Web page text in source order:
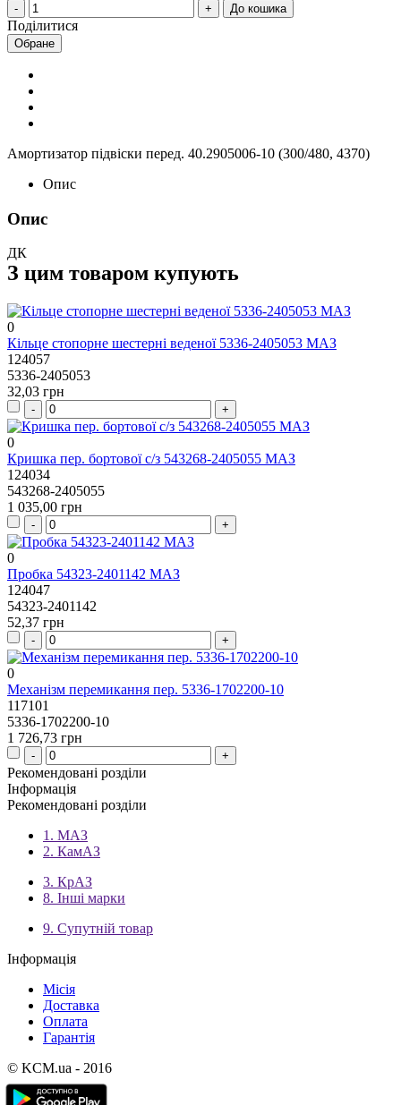
До кошика
Поділитися
Обране
Амортизатор підвіски перед. 40.2905006-10 (300/480, 4370)
Опис
Опис
ДК
З цим товаром купують
0
Кільце стопорне шестерні веденої 5336-2405053 МАЗ
124057
5336-2405053
32,03 грн
0
Кришка пер. бортової с/з 543268-2405055 МАЗ
124034
543268-2405055
1 035,00 грн
0
Пробка 54323-2401142 МАЗ
124047
54323-2401142
52,37 грн
0
Механізм перемикання пер. 5336-1702200-10
117101
5336-1702200-10
1 726,73 грн
Рекомендовані розділи
Інформація
Рекомендовані розділи
1. МАЗ
2. КамАЗ
3. КрАЗ
8. Інші марки
9. Супутній товар
Інформація
Місія
Доставка
Оплата
Гарантія
© KCM.ua - 2016